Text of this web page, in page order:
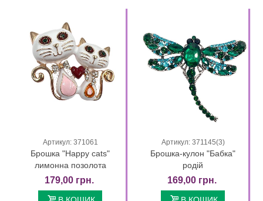
Артикул: 371061
Брошка "Happy cats"
лимонна позолота
179,00 грн.
Артикул: 371145(3)
Брошка-кулон "Бабка"
родій
169,00 грн.